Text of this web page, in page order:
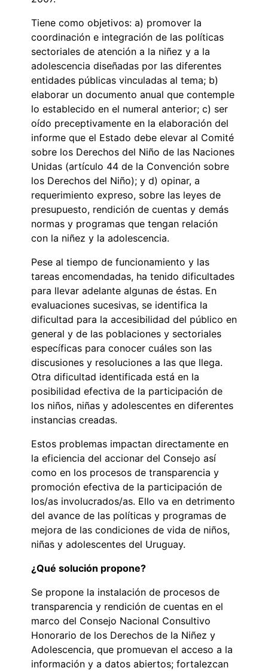
Tiene como objetivos: a) promover la
coordinación e integración de las políticas
sectoriales de atención a la niñez y a la
adolescencia diseñadas por las diferentes
entidades públicas vinculadas al tema; b)
elaborar un documento anual que contemple
lo establecido en el numeral anterior; c) ser
oído preceptivamente en la elaboración del
informe que el Estado debe elevar al Comité
sobre los Derechos del Niño de las Naciones
Unidas (artículo 44 de la Convención sobre
los Derechos del Niño); y d) opinar, a
requerimiento expreso, sobre las leyes de
presupuesto, rendición de cuentas y demás
normas y programas que tengan relación
con la niñez y la adolescencia.
Pese al tiempo de funcionamiento y las
tareas encomendadas, ha tenido dificultades
para llevar adelante algunas de éstas. En
evaluaciones sucesivas, se identifica la
dificultad para la accesibilidad del público en
general y de las poblaciones y sectoriales
específicas para conocer cuáles son las
discusiones y resoluciones a las que llega.
Otra dificultad identificada está en la
posibilidad efectiva de la participación de
los niños, niñas y adolescentes en diferentes
instancias creadas.
Estos problemas impactan directamente en
la eficiencia del accionar del Consejo así
como en los procesos de transparencia y
promoción efectiva de la participación de
los/as involucrados/as. Ello va en detrimento
del avance de las políticas y programas de
mejora de las condiciones de vida de niños,
niñas y adolescentes del Uruguay.
¿Qué solución propone?
Se propone la instalación de procesos de
transparencia y rendición de cuentas en el
marco del Consejo Nacional Consultivo
Honorario de los Derechos de la Niñez y
Adolescencia, que promuevan el acceso a la
información y a datos abiertos; fortalezcan